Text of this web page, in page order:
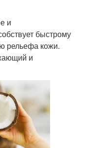
и
быстрому
рельефа кожи.
и